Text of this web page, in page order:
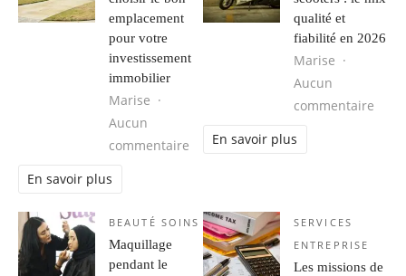
emplacement
pour votre
investissement
immobilier
Marise
Aucun
commentaire sur Comment choisir le bon
En savoir plus
qualité et
fiabilité en 2026
Marise
Aucun
commentaire
En savoir plus
BEAUTÉ SOINS
Maquillage
pendant le
SERVICES
ENTREPRISE
Les missions de